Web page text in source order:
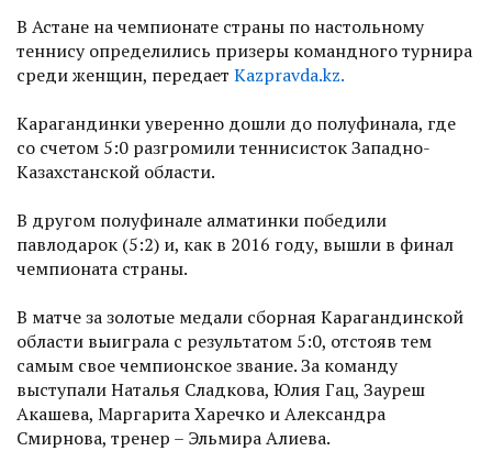
В Астане на чемпионате страны по настольному
теннису определились призеры командного турнира
среди женщин, передает Kazpravda.kz.
Карагандинки уверенно дошли до полуфинала, где
со счетом 5:0 разгромили теннисисток Западно-
Казахстанской области.
В другом полуфинале алматинки победили
павлодарок (5:2) и, как в 2016 году, вышли в финал
чемпионата страны.
В матче за золотые медали сборная Карагандинской
области выиграла с результатом 5:0, отстояв тем
самым свое чемпионское звание. За команду
выступали Наталья Сладкова, Юлия Гац, Зауреш
Акашева, Маргарита Харечко и Александра
Смирнова, тренер – Эльмира Алиева.